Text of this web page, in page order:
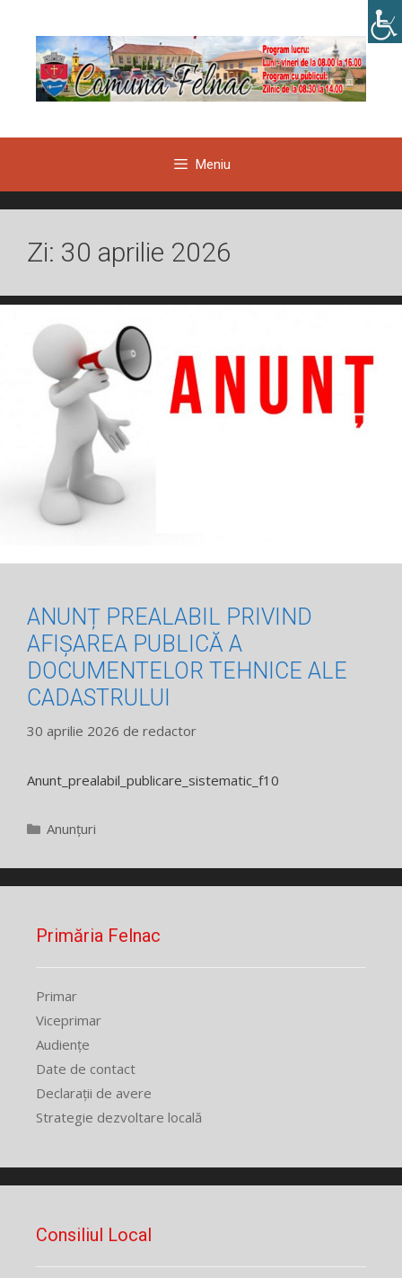
conținut
Meniu
Zi: 30 aprilie 2026
ANUNȚ PREALABIL PRIVIND
AFIȘAREA PUBLICĂ A
DOCUMENTELOR TEHNICE ALE
CADASTRULUI
30 aprilie 2026 de redactor
Anunt_prealabil_publicare_sistematic_f10
Categorii
Anunțuri
Primăria Felnac
Primar
Viceprimar
Audiențe
Date de contact
Declarații de avere
Strategie dezvoltare locală
Consiliul Local